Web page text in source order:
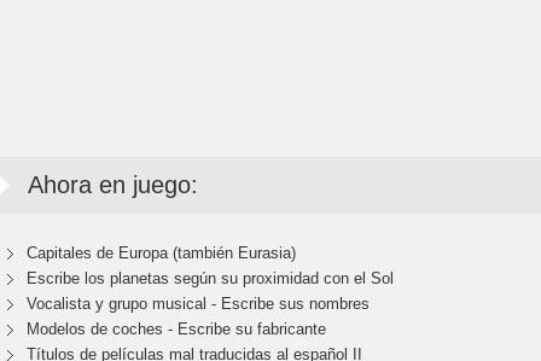
Ahora en juego:
Capitales de Europa (también Eurasia)
Escribe los planetas según su proximidad con el Sol
Vocalista y grupo musical - Escribe sus nombres
Modelos de coches - Escribe su fabricante
Títulos de películas mal traducidas al español II